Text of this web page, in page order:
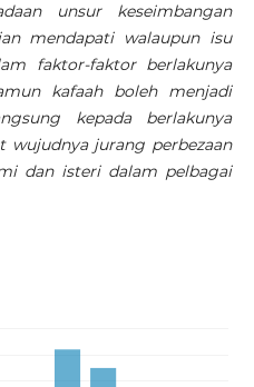
unsur keseimbangan
mendapati walaupun isu
faktor-faktor berlakunya
kafaah boleh menjadi
kepada berlakunya
jurang perbezaan
dan isteri dalam pelbagai